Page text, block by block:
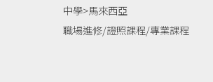
中學>馬來西亞
職場進修/證照課程/專業課程